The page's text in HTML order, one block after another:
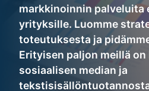
markkinoinnin palveluita
yrityksille. Luomme
toteutuksesta ja
Erityisen paljon meillä
sosiaalisen median ja